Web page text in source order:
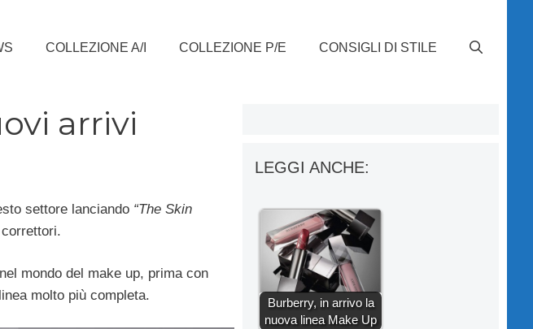
COLLEZIONE A/I COLLEZIONE P/E CONSIGLI DI STILE
arrivi
settore lanciando “The Skin
mondo del make up, prima con
molto più completa.
LEGGI ANCHE:
Burberry, in arrivo la
nuova linea Make Up